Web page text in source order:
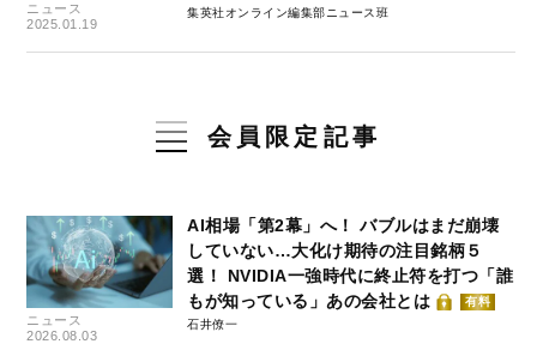
ニュース
2025.01.19
集英社オンライン編集部ニュース班
会員限定記事
ニュース
2026.08.03
AI相場「第2幕」へ！ バブルはまだ崩壊
していない…大化け期待の注目銘柄５
選！ NVIDIA一強時代に終止符を打つ「誰
もが知っている」あの会社とは
有料
石井僚一